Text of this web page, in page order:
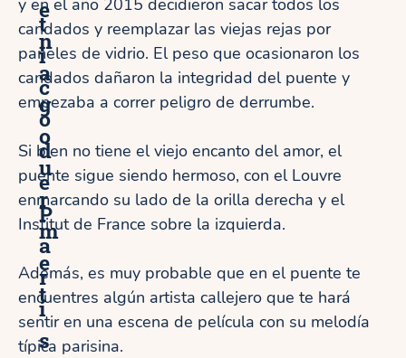
e
n
a
g
o
u
r
m
e
t
t
i
c
o
d
e
P
a
r
í
s
candados y reemplazar las viejas rejas por
paneles de vidrio. El peso que ocasionaron los
candados dañaron la integridad del puente y
empezaba a correr peligro de derrumbe.
Si bien no tiene el viejo encanto del amor, el
puente sigue siendo hermoso, con el Louvre
enmarcando su lado de la orilla derecha y el
Institut de France sobre la izquierda.
Además, es muy probable que en el puente te
encuentres algún artista callejero que te hará
sentir en una escena de película con su melodía
típica parisina.